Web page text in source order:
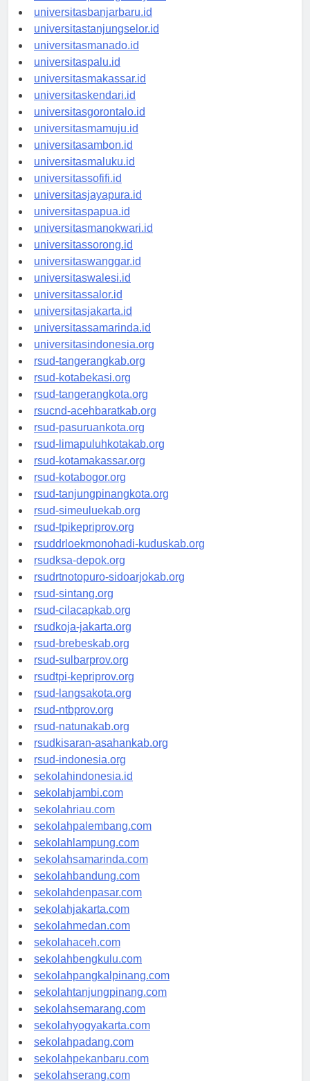
universitaspalangkaraya.id
universitasbanjarbaru.id
universitastanjungselor.id
universitasmanado.id
universitaspalu.id
universitasmakassar.id
universitaskendari.id
universitasgorontalo.id
universitasmamuju.id
universitasambon.id
universitasmaluku.id
universitassofifi.id
universitasjayapura.id
universitaspapua.id
universitasmanokwari.id
universitassorong.id
universitaswanggar.id
universitaswalesi.id
universitassalor.id
universitasjakarta.id
universitassamarinda.id
universitasindonesia.org
rsud-tangerangkab.org
rsud-kotabekasi.org
rsud-tangerangkota.org
rsucnd-acehbaratkab.org
rsud-pasuruankota.org
rsud-limapuluhkotakab.org
rsud-kotamakassar.org
rsud-kotabogor.org
rsud-tanjungpinangkota.org
rsud-simeuluekab.org
rsud-tpikepriprov.org
rsuddrloekmonohadi-kuduskab.org
rsudksa-depok.org
rsudrtnotopuro-sidoarjokab.org
rsud-sintang.org
rsud-cilacapkab.org
rsudkoja-jakarta.org
rsud-brebeskab.org
rsud-sulbarprov.org
rsudtpi-kepriprov.org
rsud-langsakota.org
rsud-ntbprov.org
rsud-natunakab.org
rsudkisaran-asahankab.org
rsud-indonesia.org
sekolahindonesia.id
sekolahjambi.com
sekolahriau.com
sekolahpalembang.com
sekolahlampung.com
sekolahsamarinda.com
sekolahbandung.com
sekolahdenpasar.com
sekolahjakarta.com
sekolahmedan.com
sekolahaceh.com
sekolahbengkulu.com
sekolahpangkalpinang.com
sekolahtanjungpinang.com
sekolahsemarang.com
sekolahyogyakarta.com
sekolahpadang.com
sekolahpekanbaru.com